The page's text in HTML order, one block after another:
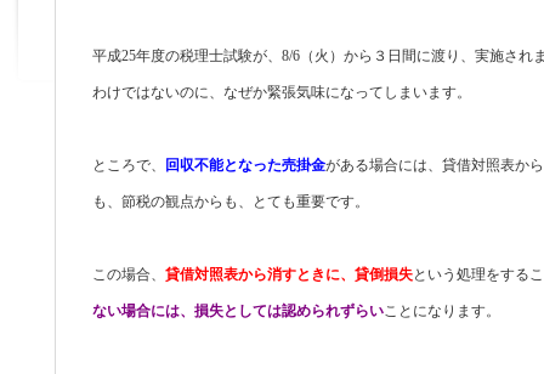
平成25年度の税理士試験が、8/6（火）から３日間に渡り、実施され
わけではないのに、なぜか緊張気味になってしまいます。
ところで、 回収不能となった売掛金がある場合には、貸借対照表か
も、節税の観点からも、とても重要です。
この場合、 貸借対照表から消すときに、貸倒損失という処理をする
ない場合には、損失としては認められずらいことになります。